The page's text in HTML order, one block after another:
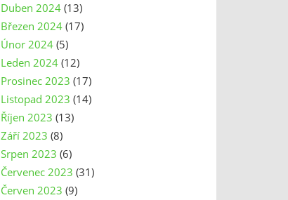
Duben 2024 (13)
Březen 2024 (17)
Únor 2024 (5)
Leden 2024 (12)
Prosinec 2023 (17)
Listopad 2023 (14)
Říjen 2023 (13)
Září 2023 (8)
Srpen 2023 (6)
Červenec 2023 (31)
Červen 2023 (9)